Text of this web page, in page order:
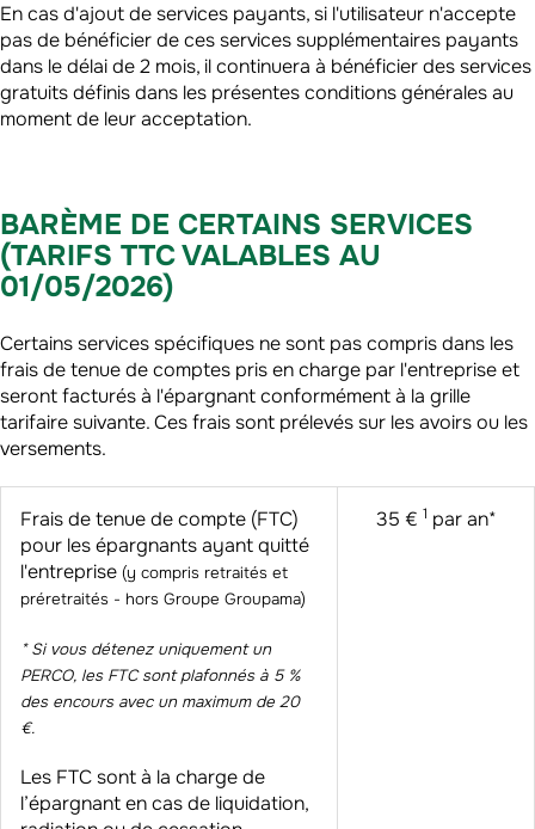
En cas d'ajout de services payants, si l'utilisateur n'accepte
pas de bénéficier de ces services supplémentaires payants
dans le délai de 2 mois, il continuera à bénéficier des services
gratuits définis dans les présentes conditions générales au
moment de leur acceptation.
BARÈME DE CERTAINS SERVICES
(TARIFS TTC VALABLES AU
01/05/2026)
Certains services spécifiques ne sont pas compris dans les
frais de tenue de comptes pris en charge par l'entreprise et
seront facturés à l'épargnant conformément à la grille
tarifaire suivante. Ces frais sont prélevés sur les avoirs ou les
versements.
Frais de tenue de compte (FTC)
pour les épargnants ayant quitté
l'entreprise (y compris retraités et
préretraités - hors Groupe Groupama)
* Si vous détenez uniquement un
PERCO, les FTC sont plafonnés à 5 %
des encours avec un maximum de 20
€.
Les FTC sont à la charge de
l’épargnant en cas de liquidation,
35 € 1 par an*